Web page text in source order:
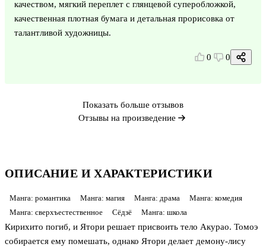
ОПИСАНИЕ И ХАРАКТЕРИСТИКИ
Манга: романтика Манга: магия Манга: драма
Манга: комедия
Манга: сверхъестественное
Сёдзё Манга: школа
Кирихито погиб, и Ятори решает присвоить тело Акурао. Томоэ
собирается ему помешать, однако Ятори делает демону-лису
качеством, мягкий переплет с глянцевой суперобложкой,
качественная плотная бумага и детальная прорисовка от
талантливой художницы.
0 0
Показать больше отзывов
Отзывы на произведение